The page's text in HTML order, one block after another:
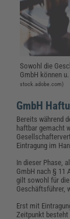
Sowohl die
GmbH können
stock.adobe.com)
GmbH
Bereits während
haftbar gemacht
Eintragung im
In dieser Phase,
GmbH nach § 11
gilt sowohl für
Geschäftsführer,
Erst mit
Zeitpunkt